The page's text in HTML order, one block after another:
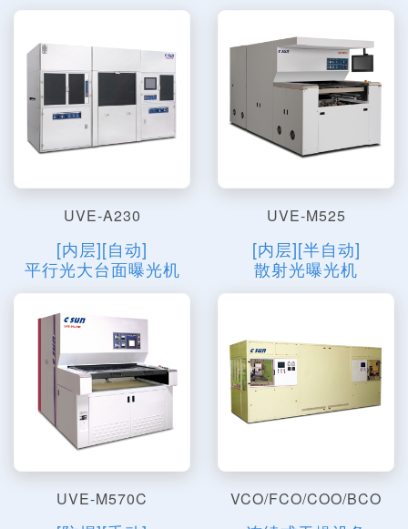
UVE-A230
[内层][自动]
平行光大台面曝光机
UVE-M525
[内层][半自动]
散射光曝光机
UVE-M570C VCO/FCO/COO/BCO